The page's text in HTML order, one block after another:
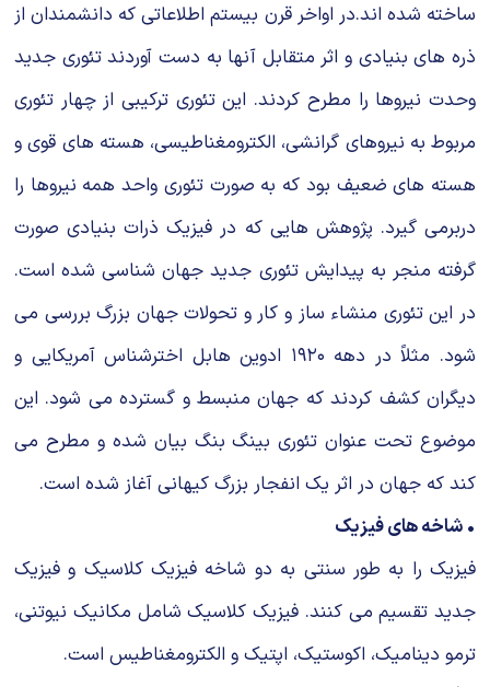
ساخته شده اند.در اواخر قرن بیستم اطلاعاتى که دانشمندان از
ذره هاى بنیادى و اثر متقابل آنها به دست آوردند تئورى جدید
وحدت نیروها را مطرح کردند. این تئورى ترکیبى از چهار تئورى
مربوط به نیروهاى گرانشى، الکترومغناطیسى، هسته هاى قوى و
هسته هاى ضعیف بود که به صورت تئورى واحد همه نیروها را
دربرمى گیرد. پژوهش هایى که در فیزیک ذرات بنیادى صورت
گرفته منجر به پیدایش تئورى جدید جهان شناسى شده است.
در این تئورى منشاء ساز و کار و تحولات جهان بزرگ بررسى مى
شود. مثلاً در دهه ۱۹۲۰ ادوین هابل اخترشناس آمریکایى و
دیگران کشف کردند که جهان منبسط و گسترده مى شود. این
موضوع تحت عنوان تئورى بینگ بنگ بیان شده و مطرح مى
کند که جهان در اثر یک انفجار بزرگ کیهانى آغاز شده است.
• شاخه هاى فیزیک
فیزیک را به طور سنتى به دو شاخه فیزیک کلاسیک و فیزیک
جدید تقسیم مى کنند. فیزیک کلاسیک شامل مکانیک نیوتنى،
ترمو دینامیک، اکوستیک، اپتیک و الکترومغناطیس است.